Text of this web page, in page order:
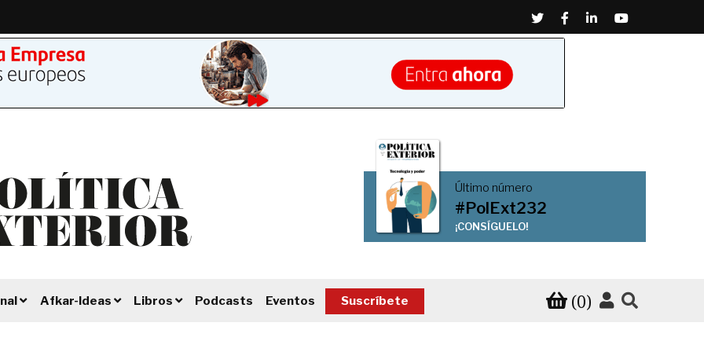
TwitterFacebook
LinkedinYoutube
Último número
#PolExt232
¡CONSÍGUELO!
Afkar-Ideas Libros Podcasts Eventos Suscríbete (0)